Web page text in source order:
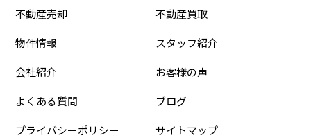
不動産売却
不動産買取
物件情報
スタッフ紹介
会社紹介
お客様の声
よくある質問
ブログ
プライバシーポリシー
サイトマップ